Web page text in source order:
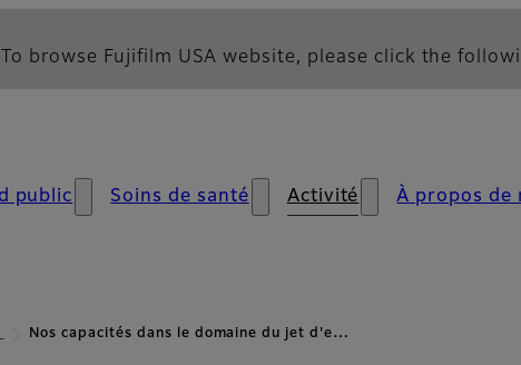
browse Fujifilm USA website, please click the
public Soins de santé Activité À propos de
Nos capacités dans le domaine du jet d'e…